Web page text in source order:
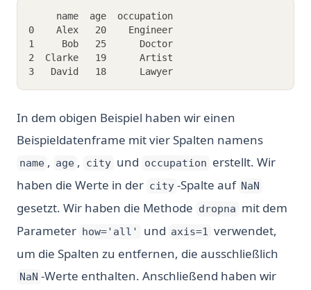
     name  age  occupation
0    Alex   20    Engineer
1     Bob   25      Doctor
2  Clarke   19      Artist
3   David   18      Lawyer
In dem obigen Beispiel haben wir einen
Beispieldatenframe mit vier Spalten namens
name , age , city und occupation erstellt. Wir
haben die Werte in der city -Spalte auf NaN
gesetzt. Wir haben die Methode dropna mit dem
Parameter how='all' und axis=1 verwendet,
um die Spalten zu entfernen, die ausschließlich
NaN -Werte enthalten. Anschließend haben wir